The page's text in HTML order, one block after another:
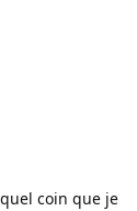
coin que je